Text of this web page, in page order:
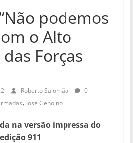
podemos
o Alto
Forças
Roberto Salomão
0
, José Genoíno
na versão impressa do
911